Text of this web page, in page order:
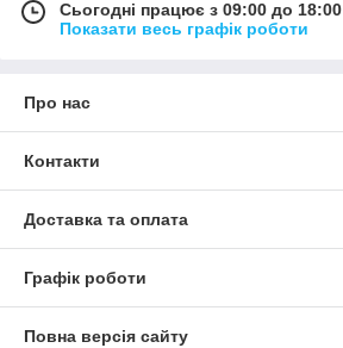
Сьогодні працює з 09:00 до 18:00
Показати весь графік роботи
Про нас
Контакти
Доставка та оплата
Графік роботи
Повна версія сайту